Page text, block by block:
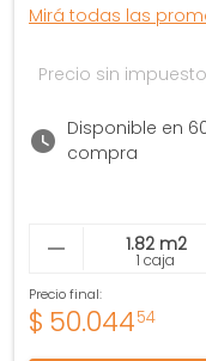
Mirá todas las
Precio sin
Disponible en
compra
1 caja
Precio final:
$ 50.04454